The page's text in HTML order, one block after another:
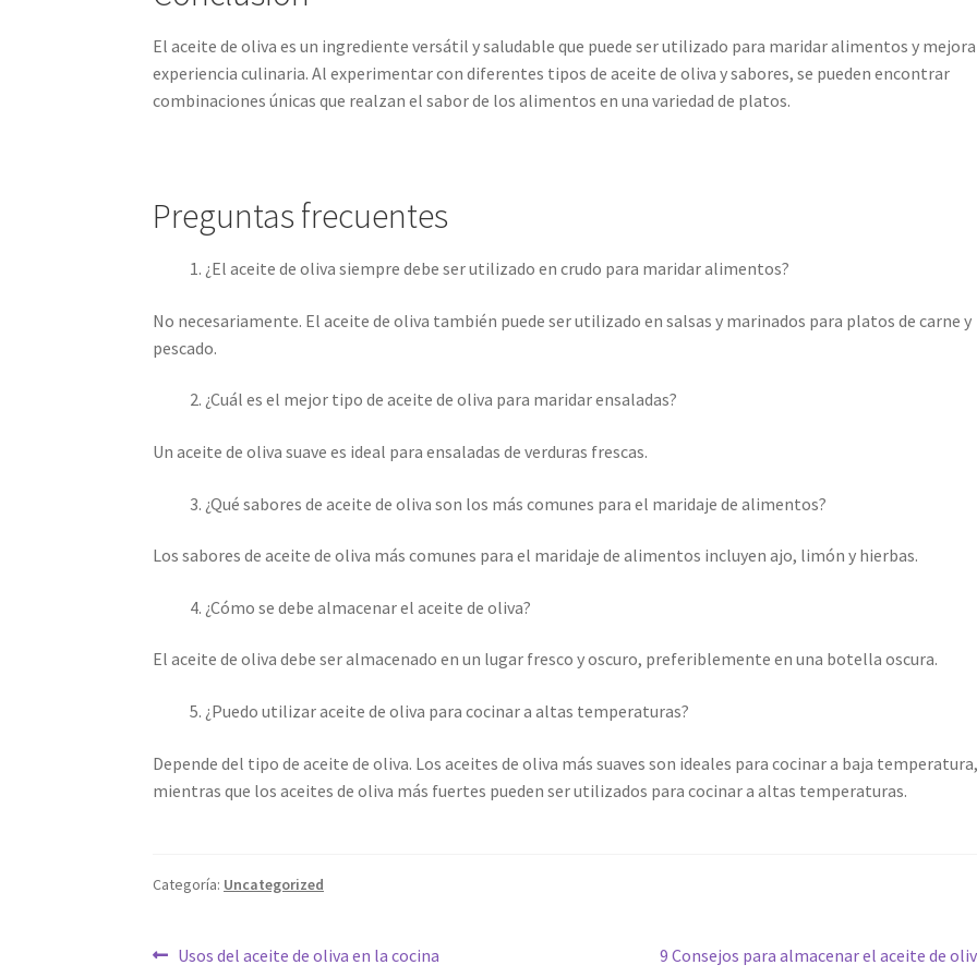
El aceite de oliva es un ingrediente versátil y saludable que puede ser utilizado para maridar alimentos y
experiencia culinaria. Al experimentar con diferentes tipos de aceite de oliva y sabores, se pueden encontrar
combinaciones únicas que realzan el sabor de los alimentos en una variedad de platos.
Preguntas frecuentes
¿El aceite de oliva siempre debe ser utilizado en crudo para maridar alimentos?
No necesariamente. El aceite de oliva también puede ser utilizado en salsas y marinados para platos de carne y
pescado.
¿Cuál es el mejor tipo de aceite de oliva para maridar ensaladas?
Un aceite de oliva suave es ideal para ensaladas de verduras frescas.
¿Qué sabores de aceite de oliva son los más comunes para el maridaje de alimentos?
Los sabores de aceite de oliva más comunes para el maridaje de alimentos incluyen ajo, limón y hierbas.
¿Cómo se debe almacenar el aceite de oliva?
El aceite de oliva debe ser almacenado en un lugar fresco y oscuro, preferiblemente en una botella oscura.
¿Puedo utilizar aceite de oliva para cocinar a altas temperaturas?
Depende del tipo de aceite de oliva. Los aceites de oliva más suaves son ideales para cocinar a baja
mientras que los aceites de oliva más fuertes pueden ser utilizados para cocinar a altas temperaturas.
Categoría: Uncategorized
Navegación
Anterior:
Usos del aceite de oliva en la cocina Siguiente:
9 Consejos para almacenar el aceite de